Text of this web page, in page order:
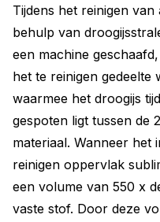
Tijdens het reinigen
behulp van
een machine
het te reinigen
waarmee het droogijs
gespoten ligt tussen de
materiaal. Wanneer het
reinigen oppervlak
een volume van 550 x
vaste stof. Door deze